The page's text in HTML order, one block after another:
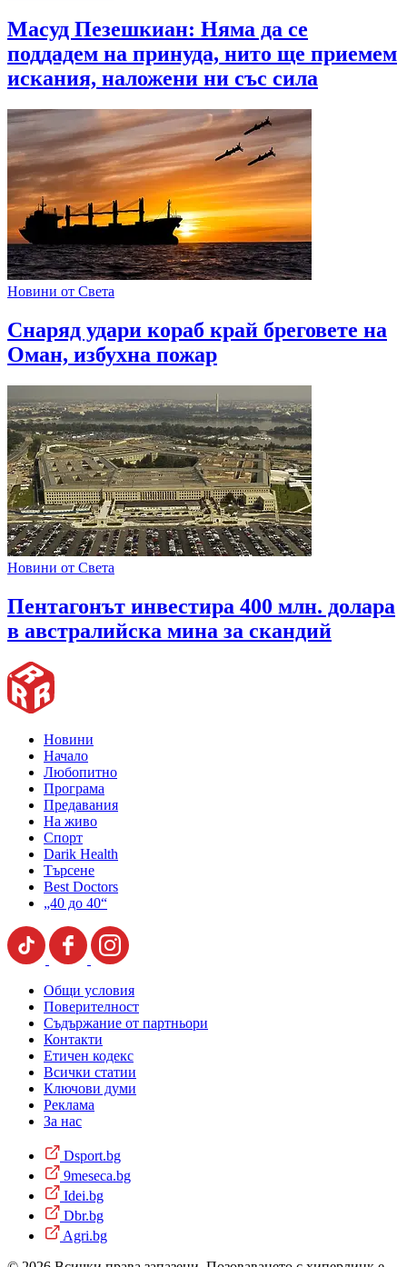
Масуд Пезешкиан: Няма да се
поддадем на принуда, нито ще приемем
искания, наложени ни със сила
Новини от Света
Снаряд удари кораб край бреговете на
Оман, избухна пожар
Новини от Света
Пентагонът инвестира 400 млн. долара
в австралийска мина за скандий
Новини
Начало
Любопитно
Програма
Предавания
На живо
Спорт
Darik Health
Търсене
Best Doctors
„40 до 40“
Общи условия
Поверителност
Съдържание от партньори
Контакти
Етичен кодекс
Всички статии
Ключови думи
Реклама
За нас
Dsport.bg
9meseca.bg
Idei.bg
Dbr.bg
Agri.bg